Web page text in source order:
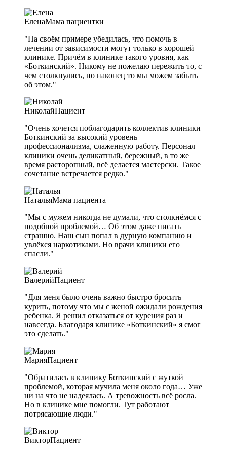
ЕленаМама пациентки
"На своём примере убедилась, что помочь в
лечении от зависимости могут только в хорошей
клинике. Причём в клинике такого уровня, как
«Боткинский». Никому не пожелаю пережить то, с
чем столкнулись, но наконец то мы можем забыть
об этом."
НиколайПациент
"Очень хочется поблагодарить коллектив клиники
Боткинский за высокий уровень
профессионализма, слаженную работу. Персонал
клиники очень деликатный, бережный, в то же
время расторопный, всё делается мастерски. Такое
сочетание встречается редко."
НатальяМама пациента
"Мы с мужем никогда не думали, что столкнёмся с
подобной проблемой… Об этом даже писать
страшно. Наш сын попал в дурную компанию и
увлёкся наркотиками. Но врачи клиники его
спасли."
ВалерийПациент
"Для меня было очень важно быстро бросить
курить, потому что мы с женой ожидали рождения
ребенка. Я решил отказаться от курения раз и
навсегда. Благодаря клинике «Боткинский» я смог
это сделать."
МарияПациент
"Обратилась в клинику Боткинский с жуткой
проблемой, которая мучила меня около года… Уже
ни на что не надеялась. А тревожность всё росла.
Но в клинике мне помогли. Тут работают
потрясающие люди."
ВикторПациент